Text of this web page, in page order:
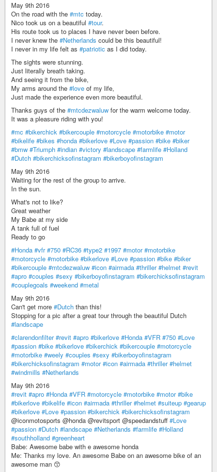
May 9th 2016
On the road with the #mtc today.
Nico took us on a beautiful #tour.
His route took us to places I have never been before.
I never knew the #Netherlands could be this beautiful!
I never in my life felt as #patriotic as I did today.
The sights were stunning.
Just literally breath taking.
And seeing it from the bike,
My arms around the #love of my life,
Just made the experience even more beautiful.
Thanks guys of the #mtcdezwaluw for the warm welcome today.
It was a pleasure riding with you!
#mc #bikerchick #bikercouple #motorcycle #motorbike #motor
#bikelife #bikes #honda #bikerlove #Love #passion #bike #biker
#bmw #Triumph #indian #victory #landscape #farmlife #Holland
#Dutch #bikerchicksofinstagram #bikerboyofinstagram
May 9th 2016
Waiting for the rest of the group to arrive.
In the sun.
What's not to like?
Great weather
My Babe at my side
A tank full of fuel
Ready to go
#Honda #vfr #750 #RC36 #type2 #1997 #motor #motorbike
#motorcycle #motorbike #bikerlove #Love #passion #bike #biker
#bikercouple #mtcdezwaluw #icon #airmada #thriller #helmet #revit
#apro #couples #sexy #bikerboyofinstagram #bikerchicksofinstagram
#couplegoals #weekend #metal
May 9th 2016
Can't get more #Dutch than this!
Stopping for a pic after a great tour through the beautiful Dutch
#landscape
#clarendonfilter #revit #apro #bikerlove #Honda #VFR #750 #Love
#passion #bike #bikerlove #bikerchick #bikercouple #motorcycle
#motorbike #weely #couples #sexy #bikerboyofinstagram
#bikerchicksofinstagram #motor #icon #airmada #thriller #helmet
#windmills #Netherlands
May 9th 2016
#revit #apro #Honda #VFR #motorcycle #motorbike #motor #bike
#bikerlove #bikelife #icon #airmada #thriller #helmet #suiteup #gearup
#bikerlove #Love #passion #bikerchick #bikerchicksofinstagram
@iconmotosports @honda @revitsport @speedandstuff #Love
#passion #Dutch #landscape #Netherlands #farmlife #Holland
#southholland #greenheart
Babe: Awesome babe with e awesome honda
Me: Thanks my love. An awesome Babe on an awesome bike of an
awesome man 😙